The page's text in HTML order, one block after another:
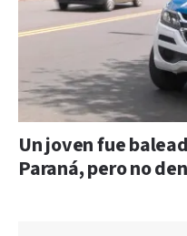
Un joven fue
Paraná, pero no